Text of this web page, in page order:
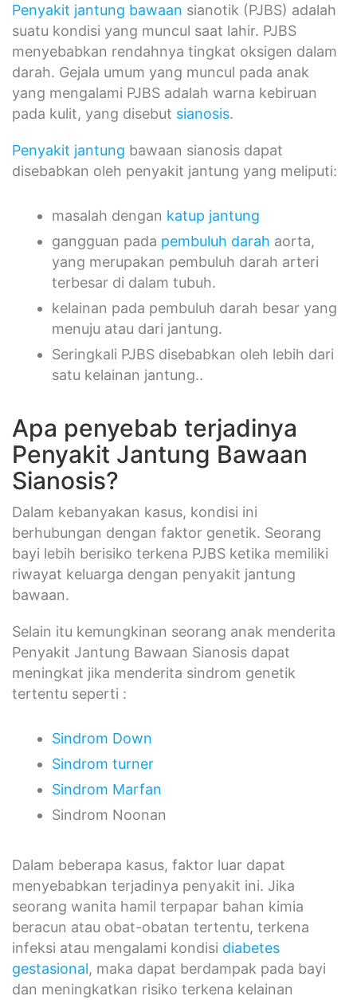
Penyakit jantung bawaan sianotik (PJBS) adalah
suatu kondisi yang muncul saat lahir. PJBS
menyebabkan rendahnya tingkat oksigen dalam
darah. Gejala umum yang muncul pada anak
yang mengalami PJBS adalah warna kebiruan
pada kulit, yang disebut sianosis.
Penyakit jantung bawaan sianosis dapat
disebabkan oleh penyakit jantung yang meliputi:
masalah dengan katup jantung
gangguan pada pembuluh darah aorta,
yang merupakan pembuluh darah arteri
terbesar di dalam tubuh.
kelainan pada pembuluh darah besar yang
menuju atau dari jantung.
Seringkali PJBS disebabkan oleh lebih dari
satu kelainan jantung..
Apa penyebab terjadinya
Penyakit Jantung Bawaan
Sianosis?
Dalam kebanyakan kasus, kondisi ini
berhubungan dengan faktor genetik. Seorang
bayi lebih berisiko terkena PJBS ketika memiliki
riwayat keluarga dengan penyakit jantung
bawaan.
Selain itu kemungkinan seorang anak menderita
Penyakit Jantung Bawaan Sianosis dapat
meningkat jika menderita sindrom genetik
tertentu seperti :
Sindrom Down
Sindrom turner
Sindrom Marfan
Sindrom Noonan
Dalam beberapa kasus, faktor luar dapat
menyebabkan terjadinya penyakit ini. Jika
seorang wanita hamil terpapar bahan kimia
beracun atau obat-obatan tertentu, terkena
infeksi atau mengalami kondisi diabetes
gestasional, maka dapat berdampak pada bayi
dan meningkatkan risiko terkena kelainan